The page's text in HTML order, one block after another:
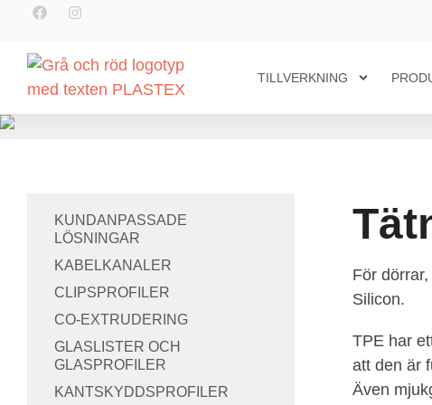
Hoppa
innehåll
F
a
b
o
I
n
a
r
TILLVERKNING
KUNDANPASSADE
LÖSNINGAR
KABELKANALER
CLIPSPROFILER
CO-EXTRUDERING
GLASLISTER OCH
GLASPROFILER
KANTSKYDDSPROFILER
För
Silicon.
TPE har
att den är
Även